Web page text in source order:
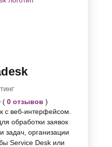
( 0 отзывов )
с веб-интерфейсом.
обработки заявок
задач, организации
Service Desk или